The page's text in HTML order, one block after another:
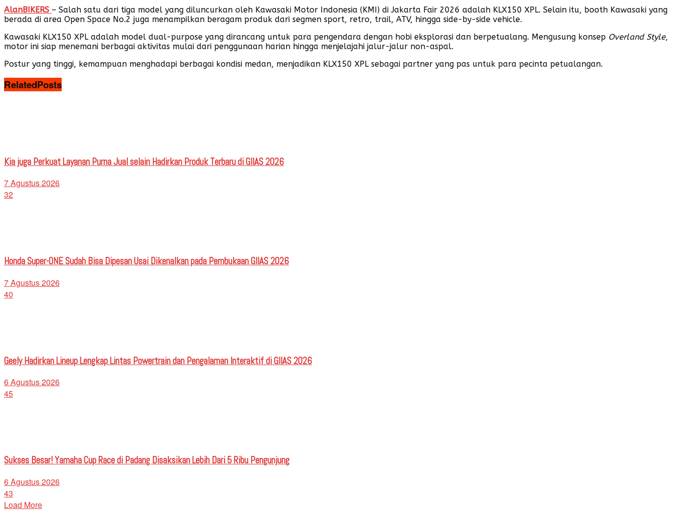
AlanBIKERS – Salah satu dari tiga model yang diluncurkan oleh Kawasaki Motor Indonesia (KMI) di Jakarta Fair 2026 adalah KLX150 XPL. Selain itu, booth Kawasaki yang
berada di area Open Space No.2 juga menampilkan beragam produk dari segmen sport, retro, trail, ATV, hingga side-by-side vehicle.
Kawasaki KLX150 XPL adalah model dual-purpose yang dirancang untuk para pengendara dengan hobi eksplorasi dan berpetualang. Mengusung konsep Overland Style,
motor ini siap menemani berbagai aktivitas mulai dari penggunaan harian hingga menjelajahi jalur-jalur non-aspal.
Postur yang tinggi, kemampuan menghadapi berbagai kondisi medan, menjadikan KLX150 XPL sebagai partner yang pas untuk para pecinta petualangan.
RelatedPosts
Kia juga Perkuat Layanan Purna Jual selain Hadirkan Produk Terbaru di GIIAS 2026
7 Agustus 2026
32
Honda Super-ONE Sudah Bisa Dipesan Usai Dikenalkan pada Pembukaan GIIAS 2026
7 Agustus 2026
40
Geely Hadirkan Lineup Lengkap Lintas Powertrain dan Pengalaman Interaktif di GIIAS 2026
6 Agustus 2026
45
Sukses Besar! Yamaha Cup Race di Padang Disaksikan Lebih Dari 5 Ribu Pengunjung
6 Agustus 2026
43
Load More